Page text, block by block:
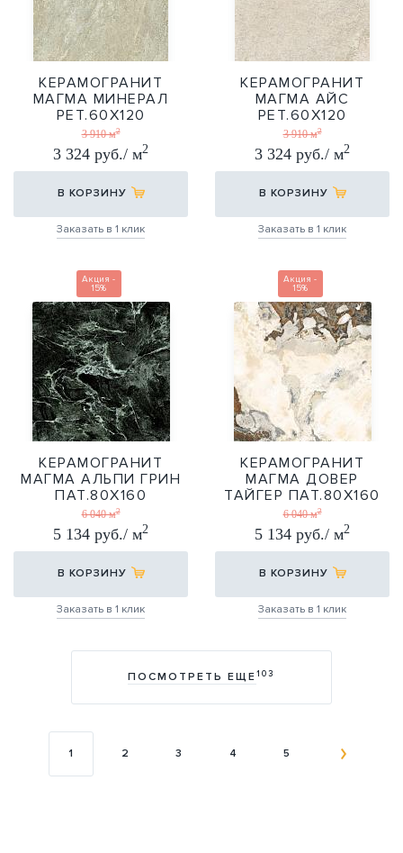
КЕРАМОГРАНИТ
МАГМА МИНЕРАЛ
РЕТ.60Х120
60X120
3 910 м2
3 324 руб./ м2
В КОРЗИНУ
Заказать в 1 клик
КЕРАМОГРАНИТ
МАГМА АЙС
РЕТ.60Х120
60X120
3 910 м2
3 324 руб./ м2
В КОРЗИНУ
Заказать в 1 клик
Акция -
15%
КЕРАМОГРАНИТ
МАГМА АЛЬПИ ГРИН
ПАТ.80Х160
80X160
6 040 м2
5 134 руб./ м2
В КОРЗИНУ
Заказать в 1 клик
Акция -
15%
КЕРАМОГРАНИТ
МАГМА ДОВЕР
ТАЙГЕР ПАТ.80Х160
80X160
6 040 м2
5 134 руб./ м2
В КОРЗИНУ
Заказать в 1 клик
ПОСМОТРЕТЬ ЕЩЕ103
1 2 3 4 5